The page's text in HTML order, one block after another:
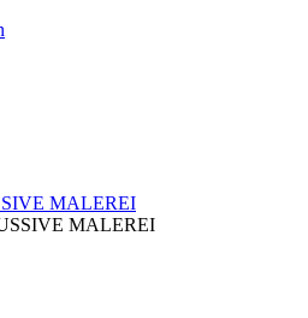
MALEREI